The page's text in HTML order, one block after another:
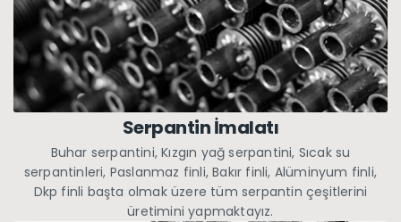
Serpantin İmalatı
Buhar serpantini, Kızgın yağ serpantini, Sıcak su
serpantinleri, Paslanmaz finli, Bakır finli, Alüminyum finli,
Dkp finli başta olmak üzere tüm serpantin çeşitlerini
üretimini yapmaktayız.